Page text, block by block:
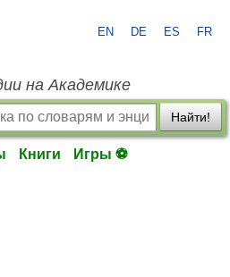
EN DE ES FR
на Академике
Найти!
Книги Игры ⚽